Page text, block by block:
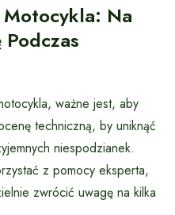
Na
ważne jest, aby
techniczną, by uniknąć
niespodzianek.
z pomocy eksperta,
zwrócić uwagę na kilka